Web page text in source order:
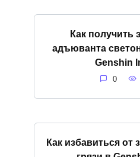
Как получить
адъюванта
Genshin
0
Как избавиться от